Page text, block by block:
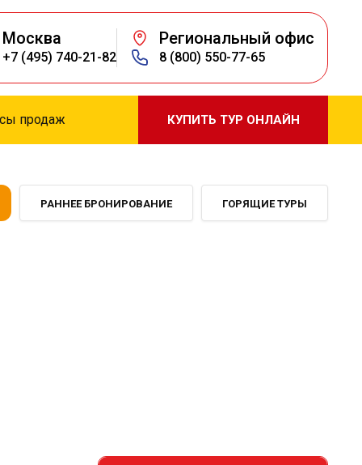
Москва
+7 (495) 740-21-82
Региональный офис
8 (800) 550-77-65
продаж КУПИТЬ ТУР ОНЛАЙН
РАННЕЕ БРОНИРОВАНИЕ ГОРЯЩИЕ ТУРЫ